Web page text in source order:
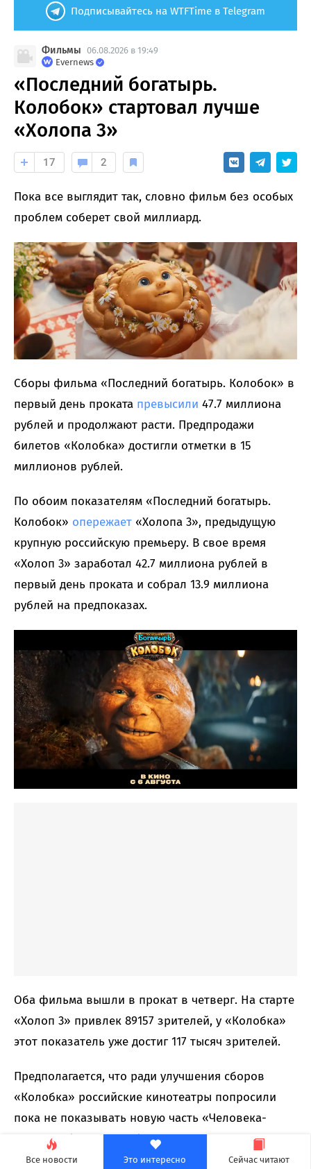
Все новости Это интересно Сейчас читают
Подписывайтесь на WTFTime в Telegram
Фильмы 06.08.2026 в 19:49
Evernews
«Последний богатырь.
Колобок» стартовал лучше
«Холопа 3»
17 2
Пока все выглядит так, словно фильм без особых
проблем соберет свой миллиард.
Сборы фильма «Последний богатырь. Колобок» в
первый день проката превысили 47.7 миллиона
рублей и продолжают расти. Предпродажи
билетов «Колобка» достигли отметки в 15
миллионов рублей.
По обоим показателям «Последний богатырь.
Колобок» опережает «Холопа 3», предыдущую
крупную российскую премьеру. В свое время
«Холоп 3» заработал 42.7 миллиона рублей в
первый день проката и собрал 13.9 миллиона
рублей на предпоказах.
Оба фильма вышли в прокат в четверг. На старте
«Холоп 3» привлек 89157 зрителей, у «Колобка»
этот показатель уже достиг 117 тысяч зрителей.
Предполагается, что ради улучшения сборов
«Колобка» российские кинотеатры попросили
пока не показывать новую часть «Человека-
паука». Официально фильм не выходит в России,
но его собираются показывать по